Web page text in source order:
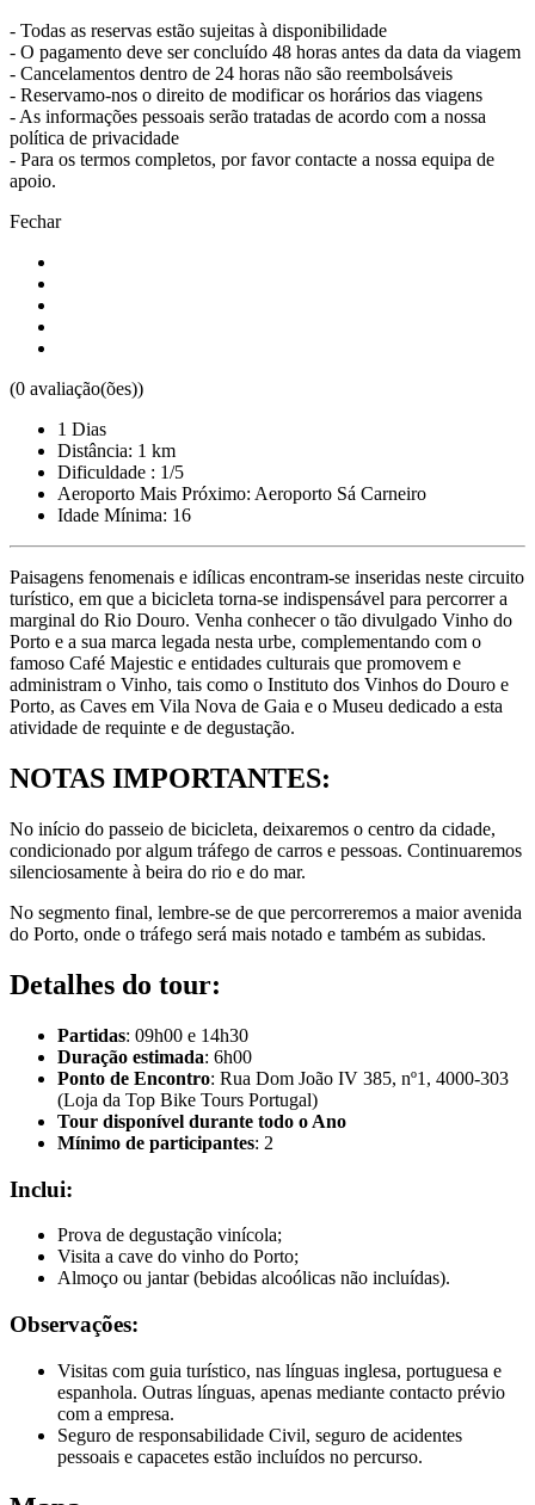
Santiago de Compostela de Bicicleta - Top Bike Tours
8 Dias|4/5
Santiago de Compostela - Caminho Francês de Bicicleta
16 Dias|4/5
Tour Douro Vinhateiro em Bicicleta - Top Bike Tours
8 Dias|4/5
- Todas as reservas estão sujeitas à disponibilidade
- O pagamento deve ser concluído 48 horas antes da data da viagem
- Cancelamentos dentro de 24 horas não são reembolsáveis
- Reservamo-nos o direito de modificar os horários das viagens
- As informações pessoais serão tratadas de acordo com a nossa
política de privacidade
- Para os termos completos, por favor contacte a nossa equipa de
apoio.
Fechar
(0 avaliação(ões))
1 Dias
Distância: 1 km
Dificuldade : 1/5
Aeroporto Mais Próximo: Aeroporto Sá Carneiro
Idade Mínima: 16
Paisagens fenomenais e idílicas encontram-se inseridas neste circuito
turístico, em que a bicicleta torna-se indispensável para percorrer a
marginal do Rio Douro. Venha conhecer o tão divulgado Vinho do
Porto e a sua marca legada nesta urbe, complementando com o
famoso Café Majestic e entidades culturais que promovem e
administram o Vinho, tais como o Instituto dos Vinhos do Douro e
Porto, as Caves em Vila Nova de Gaia e o Museu dedicado a esta
atividade de requinte e de degustação.
NOTAS IMPORTANTES:
No início do passeio de bicicleta, deixaremos o centro da cidade,
condicionado por algum tráfego de carros e pessoas. Continuaremos
silenciosamente à beira do rio e do mar.
No segmento final, lembre-se de que percorreremos a maior avenida
do Porto, onde o tráfego será mais notado e também as subidas.
Detalhes do tour:
Partidas: 09h00 e 14h30
Duração estimada: 6h00
Ponto de Encontro: Rua Dom João IV 385, nº1, 4000-303
(Loja da Top Bike Tours Portugal)
Tour disponível durante todo o Ano
Mínimo de participantes: 2
Inclui:
Prova de degustação vinícola;
Visita a cave do vinho do Porto;
Almoço ou jantar (bebidas alcoólicas não incluídas).
Observações:
Visitas com guia turístico, nas línguas inglesa, portuguesa e
espanhola. Outras línguas, apenas mediante contacto prévio
com a empresa.
Seguro de responsabilidade Civil, seguro de acidentes
pessoais e capacetes estão incluídos no percurso.